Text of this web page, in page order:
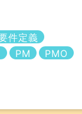
件定義
PM
PMO